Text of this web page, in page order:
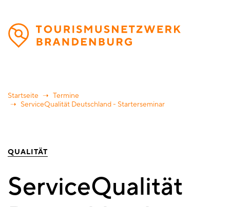
Direkt
zum
Inhalt
Startseite
Termine
ServiceQualität Deutschland - Starterseminar
QUALITÄT
ServiceQualität